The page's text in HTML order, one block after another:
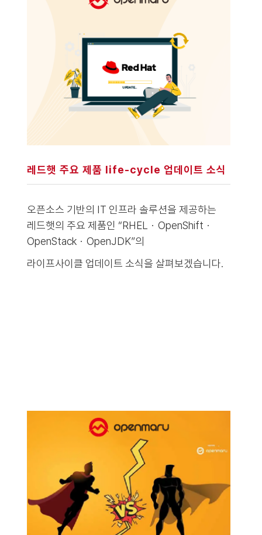
레드햇 주요 제품 life-cycle 업데이트 소식
오픈소스 기반의 IT 인프라 솔루션을 제공하는
레드햇의 주요 제품인 “RHEL・OpenShift・
OpenStack・OpenJDK”의
라이프사이클 업데이트 소식을 살펴보겠습니다.